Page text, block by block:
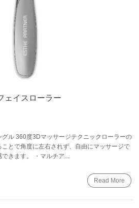
ェイスローラー
ル 360度3Dマッサージテクニックローラーの
とで角度に左右されず、自由にマッサージで
きます。 ・マルチア...
Read More